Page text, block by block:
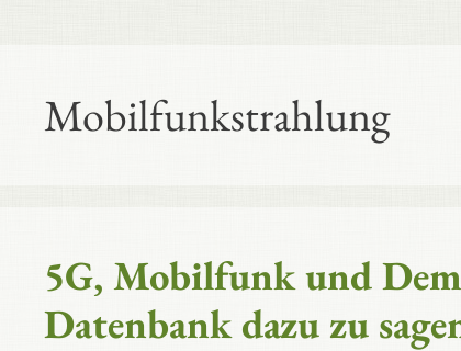
Mobilfunkstrahlung
5G, Mobilfunk und
Datenbank dazu zu